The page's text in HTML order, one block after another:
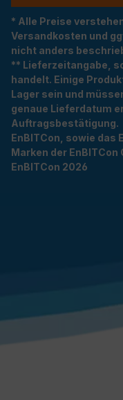
* Alle Preise
Versandkosten und
nicht anders
** Lieferzeitangabe,
handelt. Einige
Lager sein und
genaue Lieferdatum
Auftragsbestätigung.
EnBITCon, sowie das
Marken der
EnBITCon 2026